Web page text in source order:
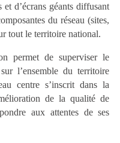
d’écrans géants diffusant
du réseau (sites,
tout le territoire national.
permet de superviser le
l’ensemble du territoire
centre s’inscrit dans la
de la qualité de
aux attentes de ses